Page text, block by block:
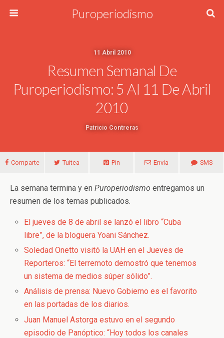
Puroperiodismo
11 Abril 2010
Resumen Semanal De
Puroperiodismo: 5 Al 11 De Abril
2010
Patricio Contreras
Comparte Tuitea Pin Envía SMS
La semana termina y en Puroperiodismo entregamos un
resumen de los temas publicados.
El jueves de 8 de abril se lanzó el libro “Cuba
libre”, de la bloguera Yoani Sánchez.
Soledad Onetto visitó la UAH en el Jueves de
Reporteros: “El terremoto demostró que tenemos
un sistema de medios súper sólido”.
Análisis de prensa: Nuevo Gobierno es el favorito
en las portadas de los diarios.
Juan Manuel Astorga estuvo en el segundo
episodio de Panóptico: “Hoy todos los canales